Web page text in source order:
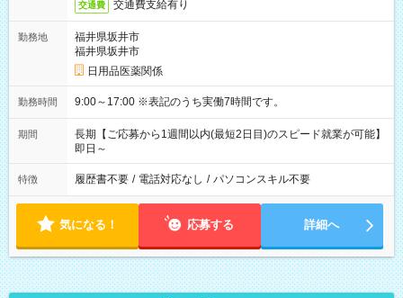
交通費 交通費支給有り
勤務地
福井県坂井市
福井県坂井市
日用品医薬関係
勤務時間 9:00～17:00 ※表記のうち実働7時間です。
期間
長期【ご応募から1週間以内(最短2日目)のスピード就業が可能】
即日～
特徴 履歴書不要 / 電話対応なし / パソコンスキル不要
気になる！ 応募する 詳細へ